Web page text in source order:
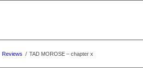
Reviews / TAD MOROSE – chapter x